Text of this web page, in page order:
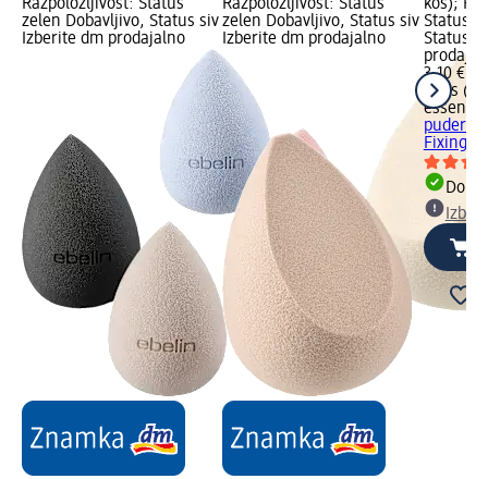
Razpoložljivost: Status
zelen Dobavljivo, Status siv
Izberite dm prodajalno
Razpoložljivost: Status
zelen Dobavljivo, Status siv
Izberite dm prodajalno
kos);
Status
Status
3,10 €
1 kos
essence
puder